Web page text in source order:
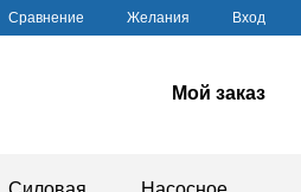
Сравнение Желания Вход
Мой заказ